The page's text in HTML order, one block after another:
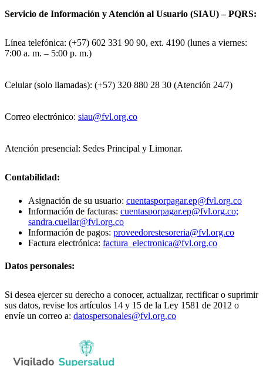
Servicio de Información y Atención al Usuario (SIAU) – PQRS:
Línea telefónica: (+57) 602 331 90 90, ext. 4190 (lunes a viernes:
7:00 a. m. – 5:00 p. m.)
Celular (solo llamadas): (+57) 320 880 28 30 (Atención 24/7)
Correo electrónico: siau@fvl.org.co
Atención presencial: Sedes Principal y Limonar.
Contabilidad:
Asignación de su usuario: cuentasporpagar.ep@fvl.org.co
Información de facturas: cuentasporpagar.ep@fvl.org.co;
sandra.cuellar@fvl.org.co
Información de pagos: proveedorestesoreria@fvl.org.co
Factura electrónica: factura_electronica@fvl.org.co
Datos personales:
Si desea ejercer su derecho a conocer, actualizar, rectificar o suprimir
sus datos, revise los artículos 14 y 15 de la Ley 1581 de 2012 o
envíe un correo a: datospersonales@fvl.org.co